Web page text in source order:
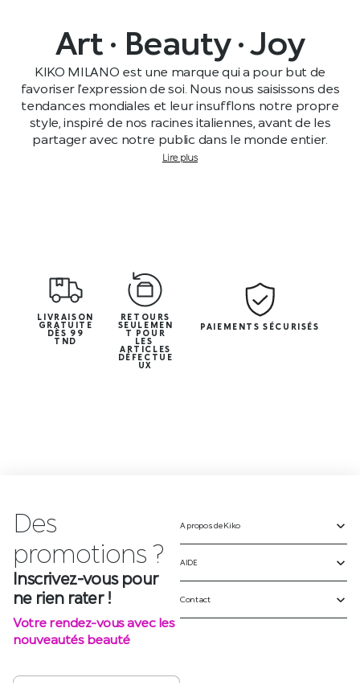
Art · Beauty · Joy
KIKO MILANO est une marque qui a pour but de
favoriser l’expression de soi. Nous nous saisissons des
tendances mondiales et leur insufflons notre propre
style, inspiré de nos racines italiennes, avant de les
partager avec notre public dans le monde entier.
Lire plus
LIVRAISON
GRATUITE
DÈS 99
TND
RETOURS
SEULEMEN
T POUR
LES
ARTICLES
DÉFECTUE
UX
PAIEMENTS SÉCURISÉS
Des
promotions ?
Inscrivez-vous pour
ne rien rater !
Votre rendez-vous avec les
nouveautés beauté
A propos de Kiko
AIDE
Contact